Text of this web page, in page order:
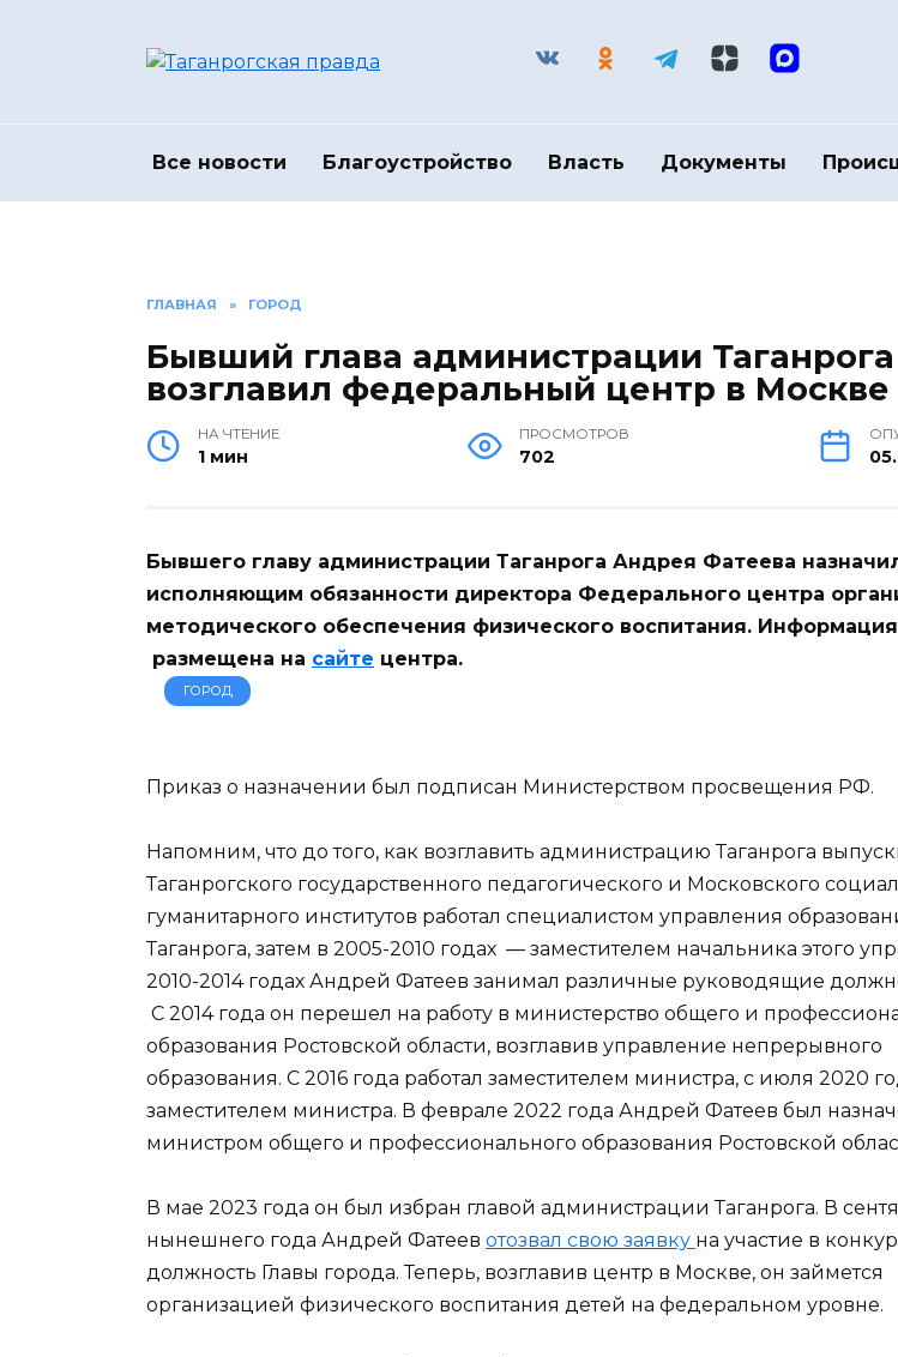
Все новости Благоустройство Власть Документы
ГЛАВНАЯ » ГОРОД
Бывший глава администрации Таганрога
возглавил федеральный центр в Москве
НА ЧТЕНИЕ
1 мин
ПРОСМОТРОВ
702
Бывшего главу администрации Таганрога Андрея Фатеева
исполняющим обязанности директора Федерального центра
методического обеспечения физического воспитания.
размещена на сайте центра.
ГОРОД
Приказ о назначении был подписан Министерством просвещения РФ.
Напомним, что до того, как возглавить администрацию Таганрога
Таганрогского государственного педагогического и Московского
гуманитарного институтов работал специалистом управления
Таганрога, затем в 2005-2010 годах — заместителем начальника этого
2010-2014 годах Андрей Фатеев занимал различные руководящие
С 2014 года он перешел на работу в министерство общего и
образования Ростовской области, возглавив управление непрерывного
образования. С 2016 года работал заместителем министра, с июля 2020
заместителем министра. В феврале 2022 года Андрей Фатеев был
министром общего и профессионального образования Ростовской
В мае 2023 года он был избран главой администрации Таганрога. В
нынешнего года Андрей Фатеев отозвал свою заявку на участие в
должность Главы города. Теперь, возглавив центр в Москве, он займется
организацией физического воспитания детей на федеральном уровне.